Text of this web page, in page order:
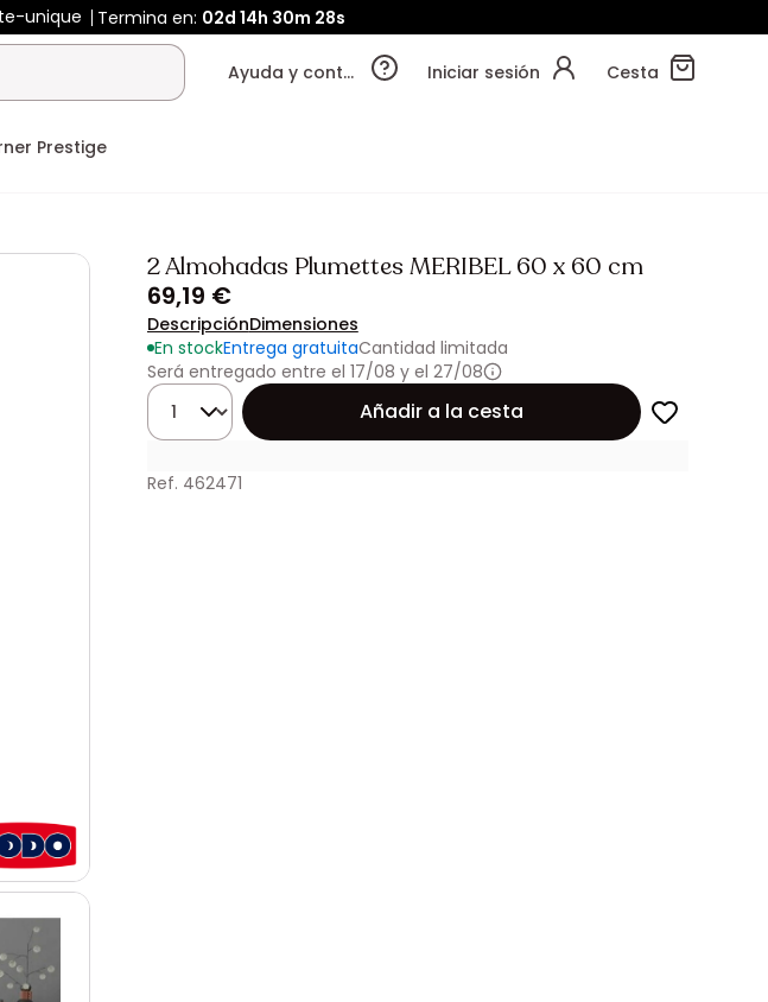
unique Termina en: 02d 14h 30m 26s
Ayuda y contacto Iniciar sesión Cesta
Prestige
2 Almohadas Plumettes MERIBEL 60 x 60 cm
69,19 €
DescripciónDimensiones
En stockEntrega gratuitaCantidad limitada
Será entregado entre el 17/08 y el 27/08
Cantidad
Añadir a la cesta
Ref. 462471